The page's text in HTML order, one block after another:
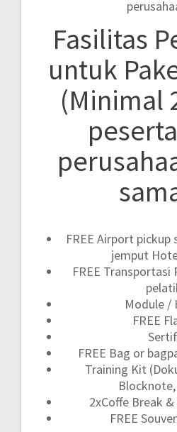
Fasilitas
untuk
(Minimal
FREE Airport pickup
jemput
FREE
Module /
FREE
FREE Bag or
Training Kit
2xCoffe Break
FREE